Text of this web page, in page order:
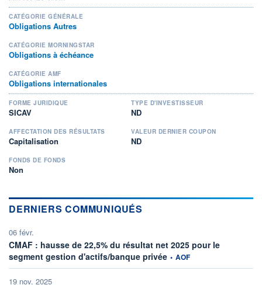
CATÉGORIE GÉNÉRALE
Obligations Autres
CATÉGORIE MORNINGSTAR
Obligations à échéance
CATÉGORIE AMF
Obligations internationales
FORME JURIDIQUE
SICAV
TYPE D'INVESTISSEUR
ND
AFFECTATION DES RÉSULTATS
Capitalisation
VALEUR DERNIER COUPON
ND
FONDS DE FONDS
Non
DERNIERS COMMUNIQUÉS
06 févr.
CMAF : hausse de 22,5% du résultat net 2025 pour le
segment gestion d'actifs/banque privée information fournie par
• AOF
19 nov. 2025